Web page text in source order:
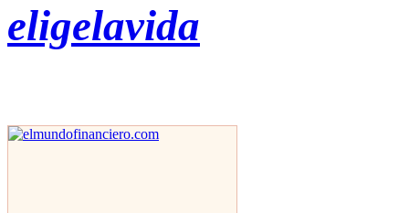
eligelavida